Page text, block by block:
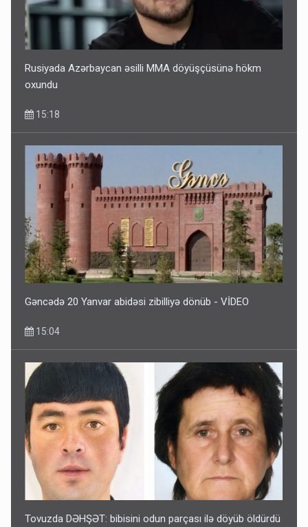
Rusiyada Azərbaycan əsilli MMA döyüşçüsünə hökm
oxundu
15:18
Gəncədə 20 Yanvar abidəsi zibilliyə dönüb - VİDEO
15:04
Tovuzda DƏHŞƏT: bibisini odun parçası ilə döyüb öldürdü